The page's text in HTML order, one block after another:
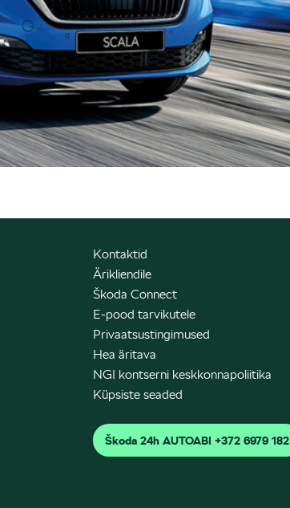
Kontaktid
Ärikliendile
Škoda Connect
E-pood tarvikutele
Privaatsustingimused
Hea äritava
NGI kontserni keskkonnapoliitika
Küpsiste seaded
Škoda 24h AUTOABI +372 6979 182